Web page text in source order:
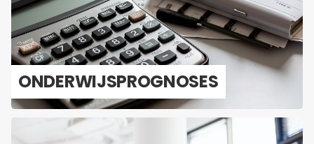
ON­DER­WIJS­PROG­NO­SES